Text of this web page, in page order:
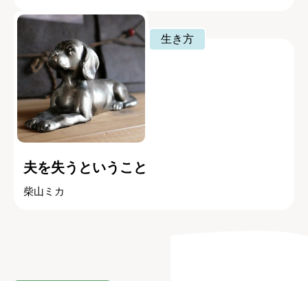
生き方
夫を失うということ
柴山ミカ